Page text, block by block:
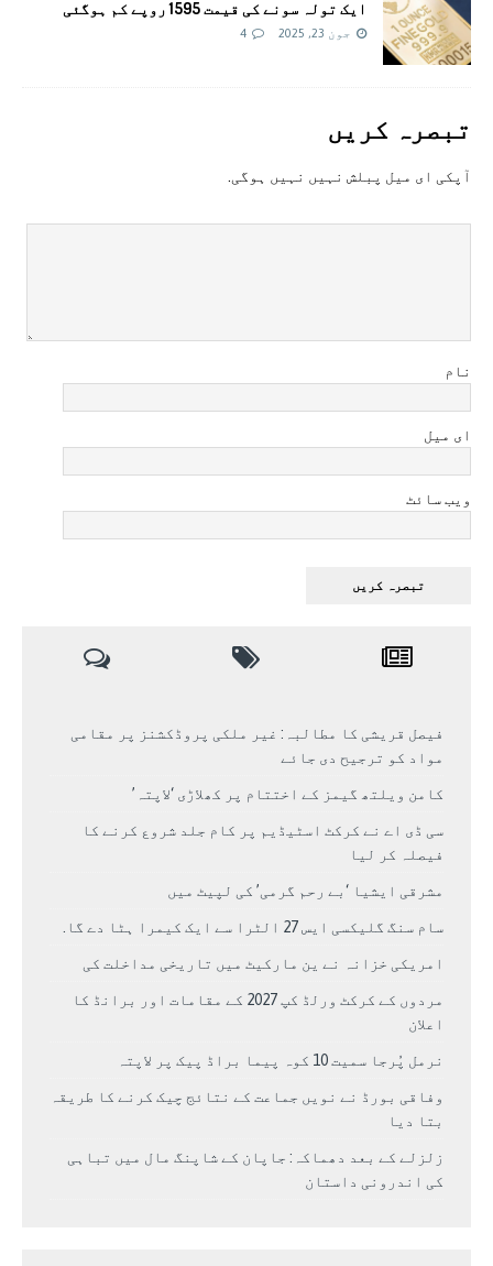
ایک تولہ سونے کی قیمت 1595 روپے کم ہوگئی
جون 23, 2025 4
تبصرہ کريں
آپکی ای ميل پبلش نہيں نہيں ہوگی.
نام
ای میل
ویب سائٹ
فیصل قریشی کا مطالبہ: غیر ملکی پروڈکشنز پر مقامی
مواد کو ترجیح دی جائے
کامن ویلتھ گیمز کے اختتام پر کھلاڑی ‘لاپتہ’
سی ڈی اے نے کرکٹ اسٹیڈیم پر کام جلد شروع کرنے کا
فیصلہ کر لیا
مشرقی ایشیا ‘بے رحم گرمی’ کی لپیٹ میں
سام سنگ گلیکسی ایس 27 الٹرا سے ایک کیمرا ہٹا دے گا.
امریکی خزانہ نے ین مارکیٹ میں تاریخی مداخلت کی
مردوں کے کرکٹ ورلڈ کپ 2027 کے مقامات اور برانڈ کا
اعلان
نرمل پُرجا سمیت 10 کوہ پیما براڈ پیک پر لاپتہ
وفاقی بورڈ نے نویں جماعت کے نتائج چیک کرنے کا طریقہ
بتا دیا
زلزلے کے بعد دھماکہ: جاپان کے شاپنگ مال میں تباہی
کی اندرونی داستان